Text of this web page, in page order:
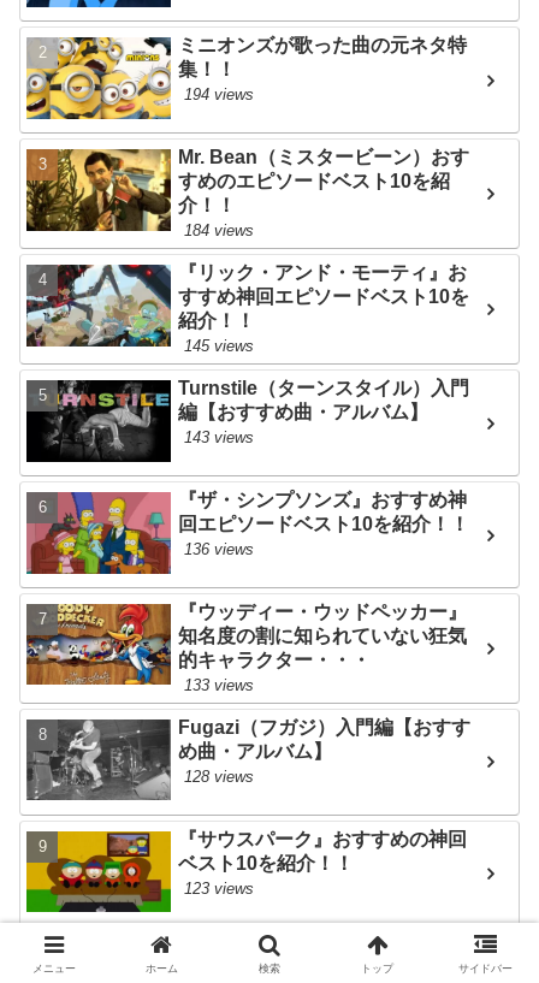
ミニオンズが歌った曲の元ネタ特
集！！
194 views
Mr. Bean（ミスタービーン）おす
すめのエピソードベスト10を紹
介！！
184 views
『リック・アンド・モーティ』お
すすめ神回エピソードベスト10を
紹介！！
145 views
Turnstile（ターンスタイル）入門
編【おすすめ曲・アルバム】
143 views
『ザ・シンプソンズ』おすすめ神
回エピソードベスト10を紹介！！
136 views
『ウッディー・ウッドペッカー』
知名度の割に知られていない狂気
的キャラクター・・・
133 views
Fugazi（フガジ）入門編【おすす
め曲・アルバム】
128 views
『サウスパーク』おすすめの神回
ベスト10を紹介！！
123 views
『サウスパーク』後味が悪すぎる
エピソードベスト10・・・
メニュー ホーム 検索 トップ サイドバー